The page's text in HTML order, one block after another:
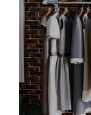
знаете, что
Мы расскажем,
лежало на